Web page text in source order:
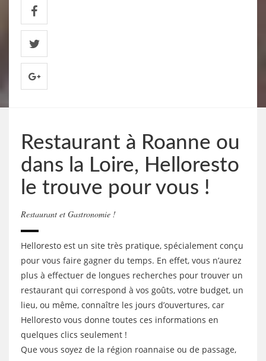
Restaurant à Roanne ou
dans la Loire, Helloresto
le trouve pour vous !
Restaurant et Gastronomie !
Helloresto est un site très pratique, spécialement conçu
pour vous faire gagner du temps. En effet, vous n’aurez
plus à effectuer de longues recherches pour trouver un
restaurant qui correspond à vos goûts, votre budget, un
lieu, ou même, connaître les jours d’ouvertures, car
Helloresto vous donne toutes ces informations en
quelques clics seulement !
Que vous soyez de la région roannaise ou de passage,